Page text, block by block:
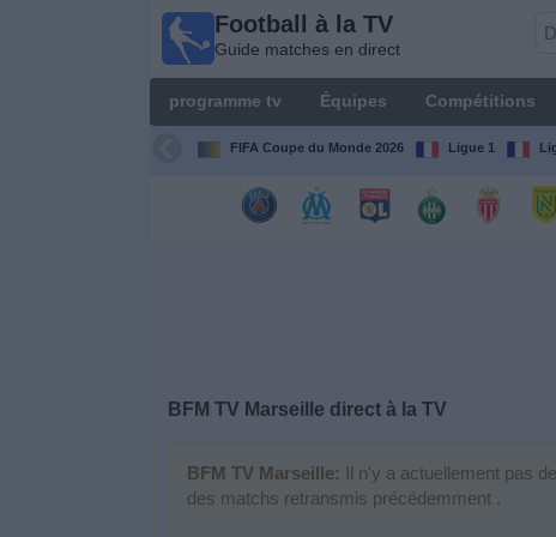
Football à la TV
Guide matches en direct
programme tv Équipes Compétitions
FIFA Coupe du Monde 2026 Ligue 1
BFM TV Marseille direct à la TV
BFM TV Marseille: Il n'y a actuellement pas
des matchs retransmis précédemment .